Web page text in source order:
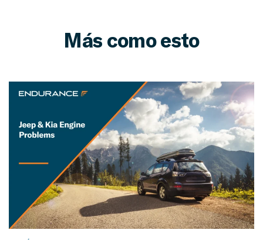
Más como esto